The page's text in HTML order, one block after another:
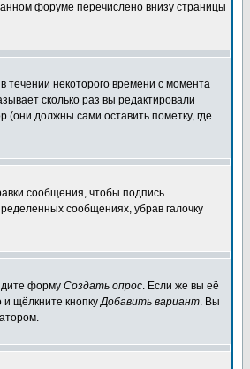
форуме перечислено внизу страницы
течении некоторого времени с момента
сколько раз вы редактировали
должны сами оставить пометку, где
сообщения, чтобы подпись
сообщениях, убрав галочку
форму Создать опрос. Если же вы её
и щёлкните кнопкуДобавить вариант. Вы